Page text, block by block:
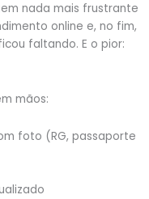
nada mais frustrante
online e, no fim,
faltando. E o pior:
mãos:
foto (RG, passaporte